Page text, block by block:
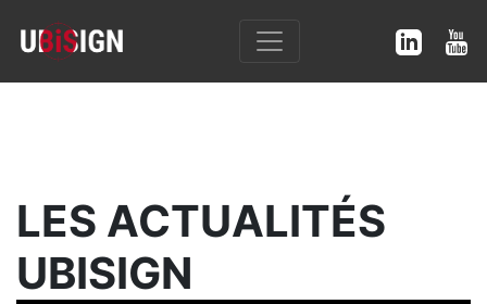
LES ACTUALITÉS
UBISIGN